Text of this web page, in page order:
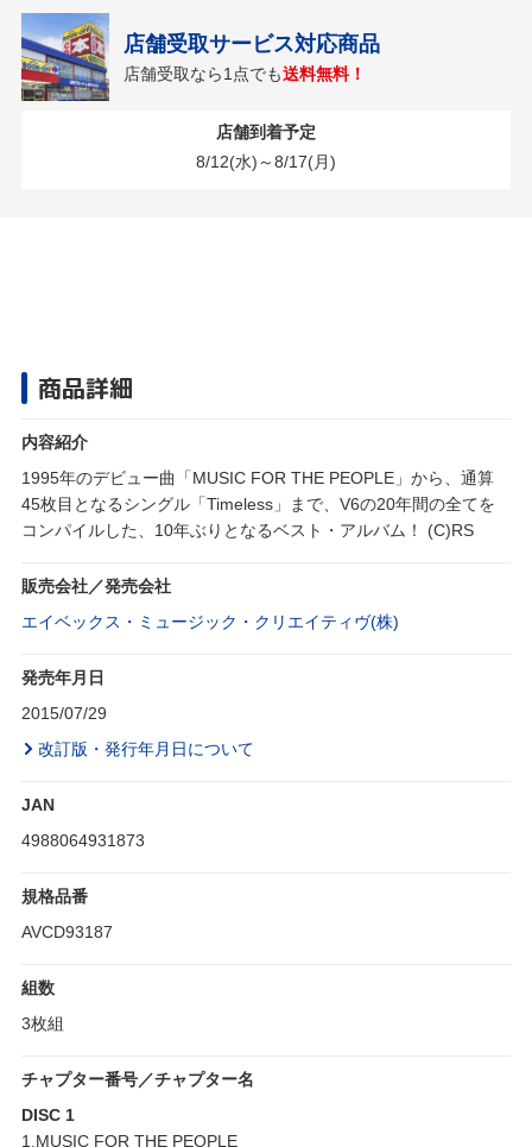
店舗受取サービス対応商品
店舗受取なら1点でも送料無料！
店舗到着予定
8/12(水)～8/17(月)
商品詳細
内容紹介
1995年のデビュー曲「MUSIC FOR THE PEOPLE」から、通算
45枚目となるシングル「Timeless」まで、V6の20年間の全てを
コンパイルした、10年ぶりとなるベスト・アルバム！ (C)RS
販売会社／発売会社
エイベックス・ミュージック・クリエイティヴ(株)
発売年月日
2015/07/29
改訂版・発行年月日について
JAN
4988064931873
規格品番
AVCD93187
組数
3枚組
チャプター番号／チャプター名
DISC 1
1.MUSIC FOR THE PEOPLE